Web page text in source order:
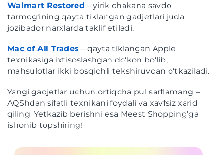
Walmart Restored – yirik chakana savdo
tarmog‘ining qayta tiklangan gadjetlari juda
jozibador narxlarda taklif etiladi.
Mac of All Trades – qayta tiklangan Apple
texnikasiga ixtisoslashgan do‘kon bo‘lib,
mahsulotlar ikki bosqichli tekshiruvdan o‘tkaziladi.
Yangi gadjetlar uchun ortiqcha pul sarflamang –
AQShdan sifatli texnikani foydali va xavfsiz xarid
qiling. Yetkazib berishni esa Meest Shopping’ga
ishonib topshiring!